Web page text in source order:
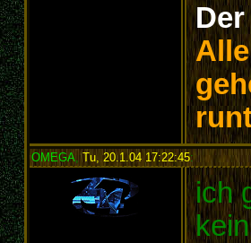
OMEGA ,Tu, 20.1.04 17:22:45:
ich